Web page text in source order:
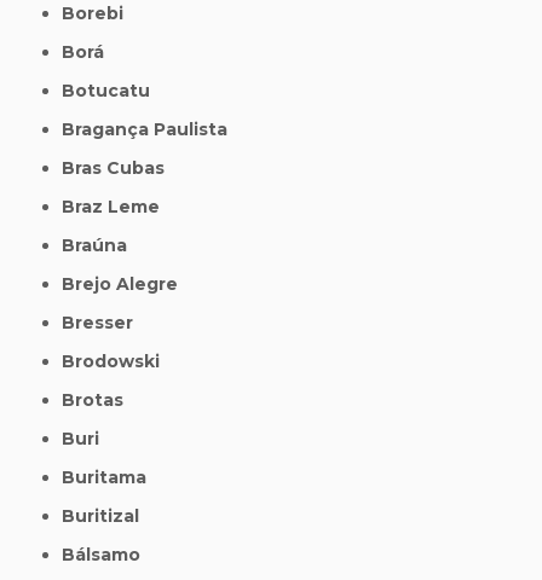
Borebi
Borá
Botucatu
Bragança Paulista
Bras Cubas
Braz Leme
Braúna
Brejo Alegre
Bresser
Brodowski
Brotas
Buri
Buritama
Buritizal
Bálsamo